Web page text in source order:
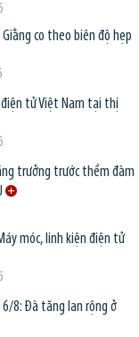
co theo biên độ hẹp
điện tử Việt Nam tại thị
trưởng trước thềm đàm
móc, linh kiện điện tử
6/8: Đà tăng lan rộng ở